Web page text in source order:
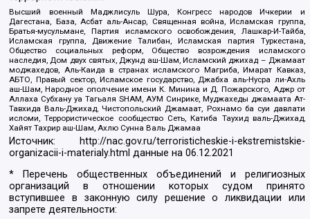
Высший военный Маджлисуль Шура, Конгресс народов Ичкерии и
Дагестана, База, Асбат аль-Ансар, Священная война, Исламская группа,
Братья-мусульмане, Партия исламского освобождения, Лашкар-И-Тайба,
Исламская группа, Движение Талибан, Исламская партия Туркестана,
Общество социальных реформ, Общество возрождения исламского
наследия, Дом двух святых, Джунд аш-Шам, Исламский джихад – Джамаат
моджахедов, Аль-Каида в странах исламского Магриба, Имарат Кавказ,
АБТО, Правый сектор, Исламское государство, Джабха аль-Нусра ли-Ахль
аш-Шам, Народное ополчение имени К. Минина и Д. Пожарского, Аджр от
Аллаха Субхану уа Тагьаля SHAM, АУМ Синрике, Муджахеды джамаата Ат-
Тавхида Валь-Джихад, Чистопольский Джамаат, Рохнамо ба суи давлати
исломи, Террористическое сообщество Сеть, Катиба Таухид валь-Джихад,
Хайят Тахрир аш-Шам, Ахлю Сунна Валь Джамаа
Источник:
http://nac.gov.ru/terroristicheskie-i-ekstremistskie-
organizacii-i-materialy.html данные на06.12.2021
* Перечень общественных объединений и религиозных
организаций в отношении которых судом принято
вступившее в законную силу решение о ликвидации или
запрете деятельности: